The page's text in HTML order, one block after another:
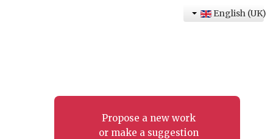
Propose a new work
or make a suggestion
English (UK)